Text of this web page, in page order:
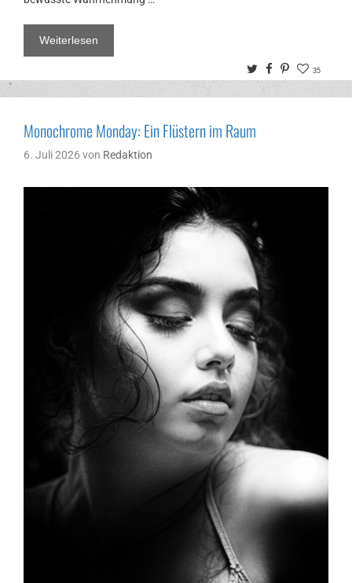
Weiterlesen
TwitterFacebook
Pinterest
35
Monochrome Monday: Ein Flüstern im Raum
6. Juli 2026 von Redaktion